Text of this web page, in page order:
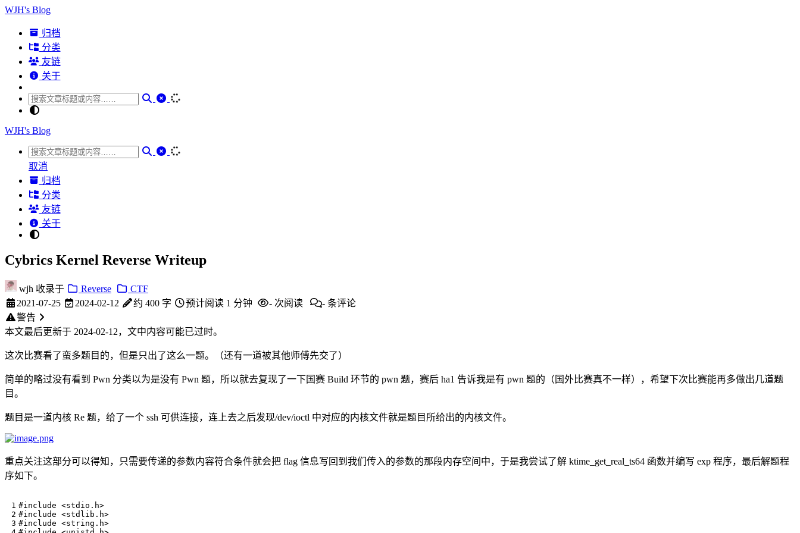
WJH's Blog
归档
分类
友链
关于
WJH's Blog
取消
归档
分类
友链
关于
Cybrics Kernel Reverse Writeup
wjh 收录于 Reverse
CTF
2021-07-25
2024-02-12 约 400 字 预计阅读 1 分钟 - 次阅读 - 条评论
警告
本文最后更新于 2024-02-12，文中内容可能已过时。
这次比赛看了蛮多题目的，但是只出了这么一题。（还有一道被其他师傅先交了）
简单的略过没有看到 Pwn 分类以为是没有 Pwn 题，所以就去复现了一下国赛 Build 环节的 pwn 题，赛后 ha1 告诉我是有 pwn 题的（国外比赛真不一样），希望下次比赛能再多做出几道题
目。
题目是一道内核 Re 题，给了一个 ssh 可供连接，连上去之后发现/dev/ioctl 中对应的内核文件就是题目所给出的内核文件。
重点关注这部分可以得知，只需要传递的参数内容符合条件就会把 flag 信息写回到我们传入的参数的那段内存空间中，于是我尝试了解 ktime_get_real_ts64 函数并编写 exp 程序，最后解题程
序如下。
#include <stdio.h>
#include <stdlib.h>
#include <string.h>